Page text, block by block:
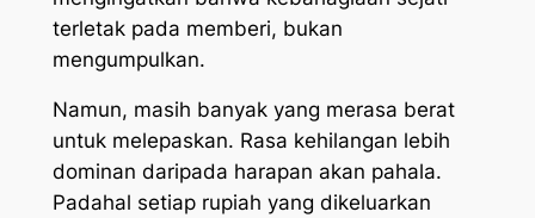
terletak pada memberi, bukan
mengumpulkan.
Namun, masih banyak yang merasa berat
untuk melepaskan. Rasa kehilangan lebih
dominan daripada harapan akan pahala.
Padahal setiap rupiah yang dikeluarkan